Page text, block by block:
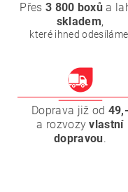
Přes 3 800 boxůa
skladem,
které ihned odesíláme.
Doprava již od 49,-
a rozvozyvlastní
dopravou.